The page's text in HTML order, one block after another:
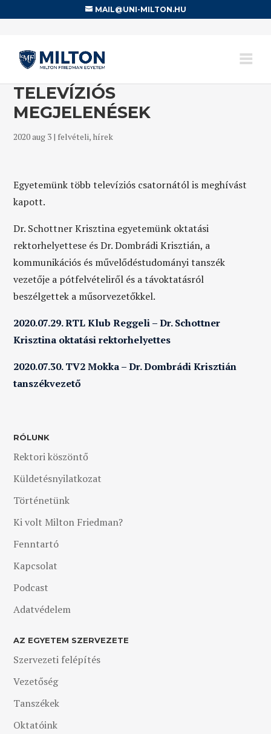
MAIL@UNI-MILTON.HU
TELEVÍZIÓS
MEGJELENÉSEK
2020 aug 3 | felvételi, hírek
Egyetemünk több televíziós csatornától is meghívást
kapott.
Dr. Schottner Krisztina egyetemünk oktatási
rektorhelyettese és Dr. Dombrádi Krisztián, a
kommunikációs és művelődéstudományi tanszék
vezetője a pótfelvételiről és a távoktatásról
beszélgettek a műsorvezetőkkel.
2020.07.29. RTL Klub Reggeli – Dr. Schottner
Krisztina oktatási rektorhelyettes
2020.07.30. TV2 Mokka – Dr. Dombrádi Krisztián
tanszékvezető
RÓLUNK
Rektori köszöntő
Küldetésnyilatkozat
Történetünk
Ki volt Milton Friedman?
Fenntartó
Kapcsolat
Podcast
Adatvédelem
AZ EGYETEM SZERVEZETE
Szervezeti felépítés
Vezetőség
Tanszékek
Oktatóink